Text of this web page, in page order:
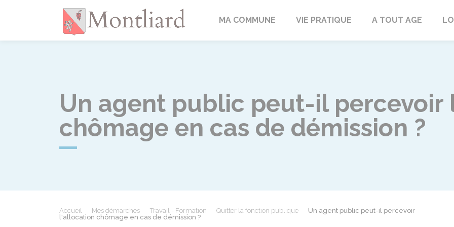
MontliardMA COMMUNE VIE PRATIQUE A TOUT AGE
Un agent public peut-il
chômage en cas de démission ?
Accueil Mes démarches Travail - Formation Quitter la fonction publique
Un agent public peut-il percevoir
l'allocation chômage en cas de démission ?